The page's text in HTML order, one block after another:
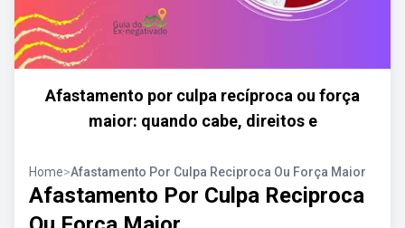
Afastamento por culpa recíproca ou força
maior: quando cabe, direitos e
Home>Afastamento Por Culpa Reciproca Ou Força Maior
Afastamento Por Culpa Reciproca